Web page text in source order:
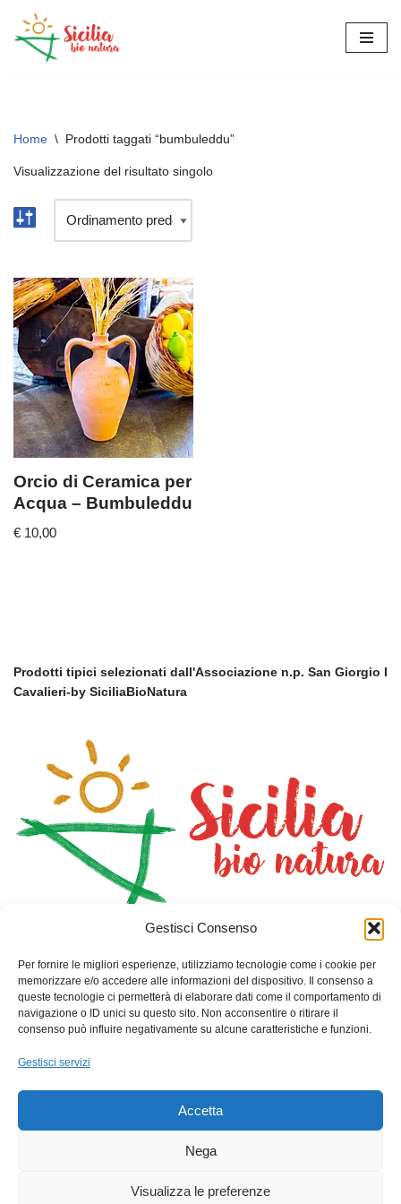
Gestisci Consenso
Per fornire le migliori esperienze, utilizziamo tecnologie come i cookie per
memorizzare e/o accedere alle informazioni del dispositivo. Il consenso a
queste tecnologie ci permetterà di elaborare dati come il comportamento di
navigazione o ID unici su questo sito. Non acconsentire o ritirare il
consenso può influire negativamente su alcune caratteristiche e funzioni.
Gestisci servizi
Accetta
Nega
Visualizza le preferenze
Vai
Home \ Prodotti taggati “bumbuleddu”
Visualizzazione del risultato singolo
Orcio di Ceramica per
Acqua – Bumbuleddu
€ 10,00
Prodotti tipici selezionati dall'Associazione n.p. San Giorgio I
Cavalieri-by SiciliaBioNatura
PIANTA CON NOI
DOVE DORMIRE
SAN GIORGIO I CAVALIERI
CONTATTI
CARRELLO
Info Contatti
Email: sangiorgioicavalieri@gmail.com